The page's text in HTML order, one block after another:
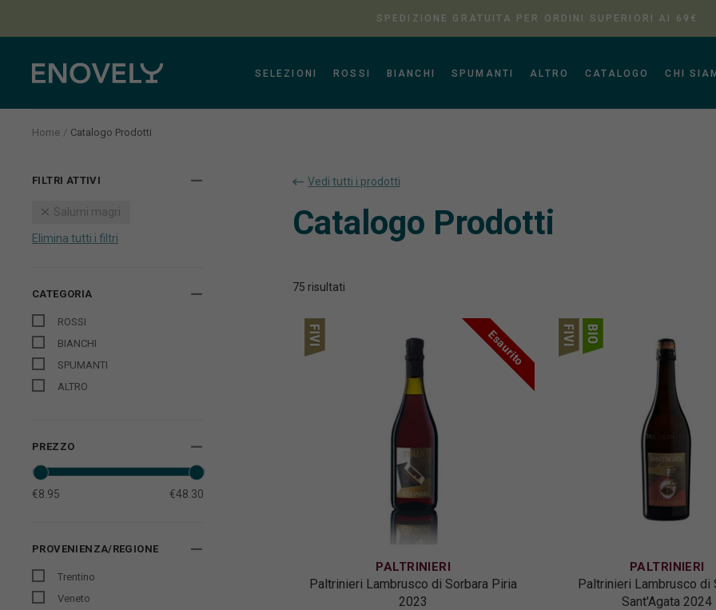
Aura
SPEDIZIONE GRATUITA PER ORDINI SUPERIORI AI 69€
SELEZIONI ROSSI BIANCHI SPUMANTI ALTRO CATALOGO CHI
Home Catalogo Prodotti
Vedi tutti i prodotti
Catalogo Prodotti
75 risultati
Esaurito
PALTRINIERI
Paltrinieri Lambrusco di Sorbara Piria
2023
PALTRINIERI
Paltrinieri Lambrusco di
Sant'Agata 2024
FILTRI ATTIVI
Salumi magri
Elimina tutti i filtri
CATEGORIA
ROSSI
BIANCHI
SPUMANTI
ALTRO
PREZZO
€8.95 €48.30
PROVENIENZA/REGIONE
Trentino
Veneto